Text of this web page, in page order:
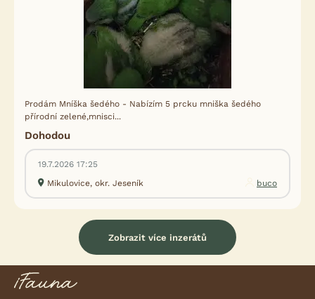
Prodám Mníška šedého - Nabízím 5 prcku mniška šedého
přírodní zelené,mnisci...
Dohodou
19.7.2026 17:25
Mikulovice, okr. Jeseník
buco
Zobrazit více inzerátů